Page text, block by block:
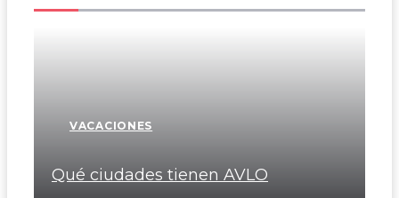
VACACIONES
Qué ciudades tienen AVLO